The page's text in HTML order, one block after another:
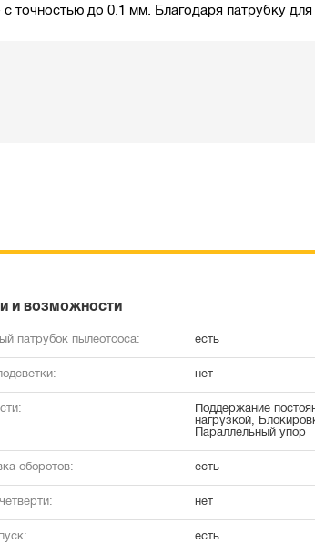
точностью до 0.1 мм. Благодаря патрубку для
и возможности
патрубок пылеотсоса: есть
нет
Поддержание
нагрузкой,
Параллельный упор
оборотов: есть
нет
есть